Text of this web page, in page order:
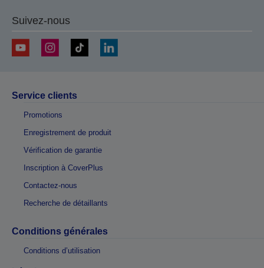
Suivez-nous
Service clients
Promotions
Enregistrement de produit
Vérification de garantie
Inscription à CoverPlus
Contactez-nous
Recherche de détaillants
Conditions générales
Conditions d’utilisation